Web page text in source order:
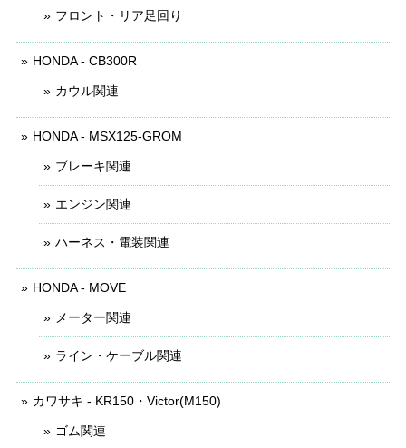
フロント・リア足回り
HONDA - CB300R
カウル関連
HONDA - MSX125-GROM
ブレーキ関連
エンジン関連
ハーネス・電装関連
HONDA - MOVE
メーター関連
ライン・ケーブル関連
カワサキ - KR150・Victor(M150)
ゴム関連